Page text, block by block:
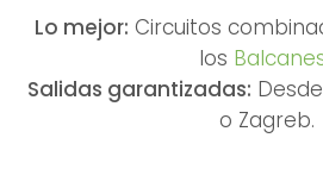
Lo mejor: Circuitos
los
Salidas garantizadas:
o Zagreb.